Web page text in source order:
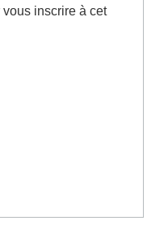
vous inscrire à cet